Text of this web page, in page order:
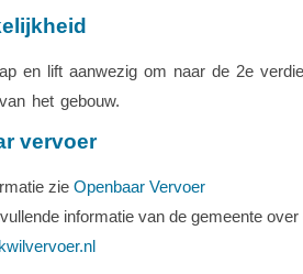
en lift aanwezig om naar de 2e
het gebouw.
vervoer
zie Openbaar Vervoer
informatie van de gemeente